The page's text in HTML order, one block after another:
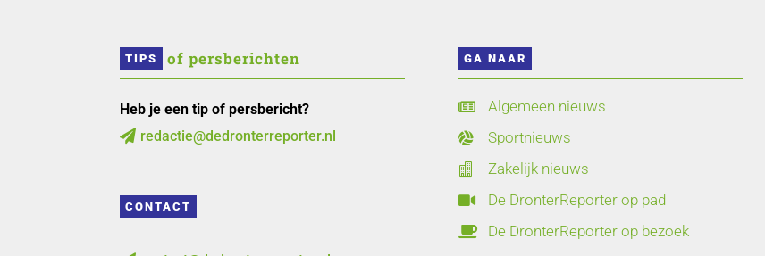
TIPS of persberichten
Heb je een tip of persbericht?
 redactie@dedronterreporter.nl
CONTACT
GA NAAR
 Algemeen nieuws
 Sportnieuws
 Zakelijk nieuws
 De DronterReporter op pad
 De DronterReporter op bezoek